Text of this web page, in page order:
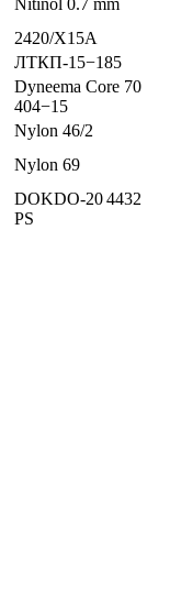
Nitinol 0.7 mm
2420/X15A
ЛТКП-15−185
Dyneema Core 70
404−15
Nylon 46/2
Nylon 69
DOKDO-20 4432
PS